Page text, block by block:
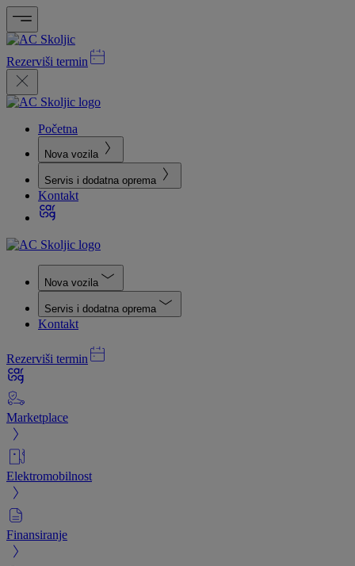
Rezerviši termin
Početna
Nova vozila
Servis i dodatna oprema
Kontakt
Nova vozila
Servis i dodatna oprema
Kontakt
Rezerviši termin
Marketplace
Elektromobilnost
Finansiranje